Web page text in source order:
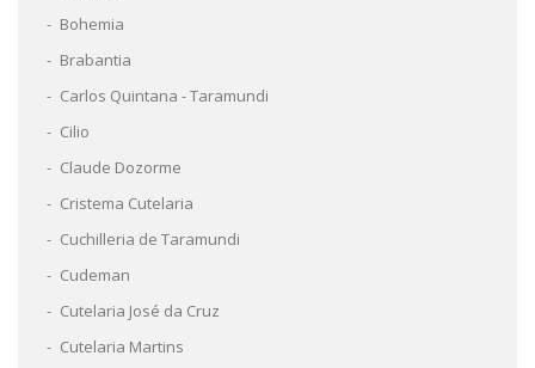
Bohemia
Brabantia
Carlos Quintana - Taramundi
Cilio
Claude Dozorme
Cristema Cutelaria
Cuchilleria de Taramundi
Cudeman
Cutelaria José da Cruz
Cutelaria Martins